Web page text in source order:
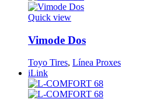
Quick view
Vimode Dos
Toyo Tires, Línea Proxes
iLink